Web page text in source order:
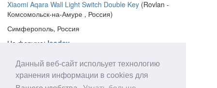
Данный веб-сайт испольует технологию
хранения информации в cookies для
Xiaomi Aqara Wall Light Switch Double Key (Rovlan -
Комсомольск-на-Амуре , Россия)
Симферополь, Россия
На форуме: leodev
http://leodev.ru